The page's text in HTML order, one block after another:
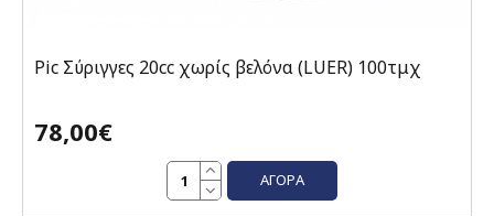
Pic Σύριγγες 20cc χωρίς βελόνα (LUER) 100τμχ
78,00€
ΑΓΟΡΆ